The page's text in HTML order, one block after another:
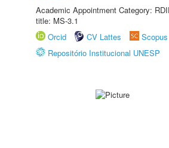
Academic Appointment Category:
title: MS-3.1
Orcid
CV Lattes
Scopus
Repositório Institucional UNESP